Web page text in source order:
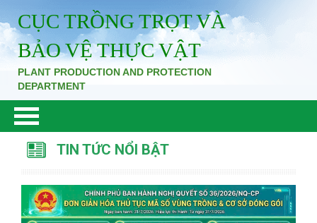
CỤC TRỒNG TRỌT VÀ
BẢO VỆ THỰC VẬT
PLANT PRODUCTION AND PROTECTION
DEPARTMENT
TIN TỨC NỔI BẬT